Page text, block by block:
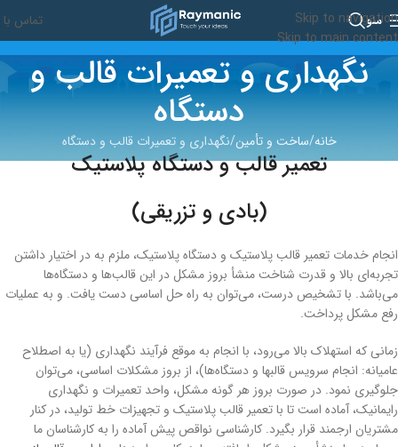
Skip to navigation
Skip to main content
منو تماس با
نگهداری و تعمیرات قالب و
دستگاه
خانه ساخت و تأمین نگهداری و تعمیرات قالب و دستگاه
تعمیر قالب و دستگاه پلاستیک
(بادی و تزریقی)
انجام خدمات تعمیر قالب پلاستیک و دستگاه پلاستیک، ملزم به در اختیار داشتن
تجربه‌ای بالا و قدرت شناخت منشأ بروز مشکل در این قالب‌ها و دستگاه‌ها
می‌باشد. با تشخیص درست، می‌توان به راه حل اساسی دست یافت. و به عملیات
رفع مشکل پرداخت.
زمانی که استهلاک بالا می‌رود، با انجام به موقع فرآیند نگهداری (یا به اصطلاح
عامیانه: انجام سرویس قالبها و دستگاه‌ها)، از بروز مشکلات اساسی، می‌توان
جلوگیری نمود. در صورت بروز هر گونه مشکل، واحد تعمیرات و نگهداری
رایمانیک، آماده است تا با تعمیر قالب پلاستیک و تجهیزات خط تولید، در کنار
مشتریان ارجمند قرار بگیرد. کارشناسی نواقص پیش آماده را به کارشناسان ما